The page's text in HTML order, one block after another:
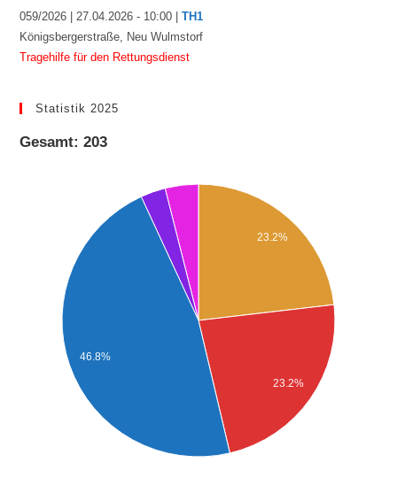
059/2026 | 27.04.2026 - 10:00 |TH1
Königsbergerstraße, Neu Wulmstorf
Tragehilfe für den Rettungsdienst
Statistik 2025
Gesamt: 203
23.2%
23.2%
46.8%